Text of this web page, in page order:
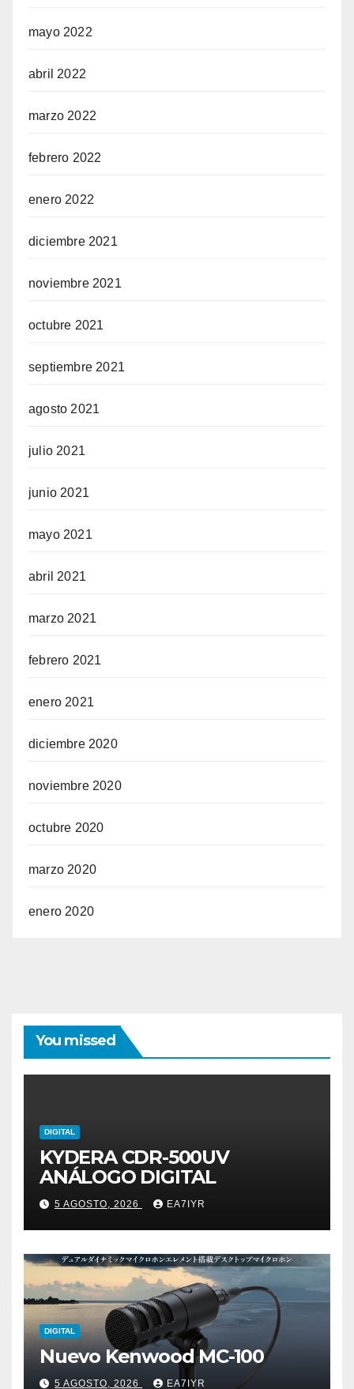
mayo 2022
abril 2022
marzo 2022
febrero 2022
enero 2022
diciembre 2021
noviembre 2021
octubre 2021
septiembre 2021
agosto 2021
julio 2021
junio 2021
mayo 2021
abril 2021
marzo 2021
febrero 2021
enero 2021
diciembre 2020
noviembre 2020
octubre 2020
marzo 2020
enero 2020
You missed
DIGITAL
KYDERA CDR-500UV
ANÁLOGO DIGITAL
5 AGOSTO, 2026 EA7IYR
DIGITAL
Nuevo Kenwood MC-100
5 AGOSTO, 2026 EA7IYR